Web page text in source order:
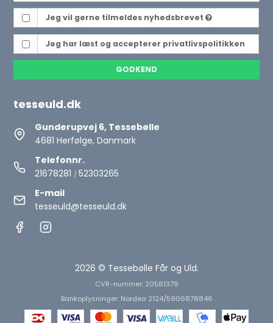
Jeg vil gerne tilmeldes nyhedsbrevet
Jeg har læst og accepterer privatlivspolitikken
GODKEND
tesseuld.dk
Gunderupvej 6, Tessebølle
4681 Herfølge, Danmark
Telefonnr.
21678281 /52303265
E-mail
tesseuld@tesseuld.dk
2026 © Tessebølle Får og Uld.
CVR-nummer: 20581379
Bankoplysninger: Nordea 2124/5906878846